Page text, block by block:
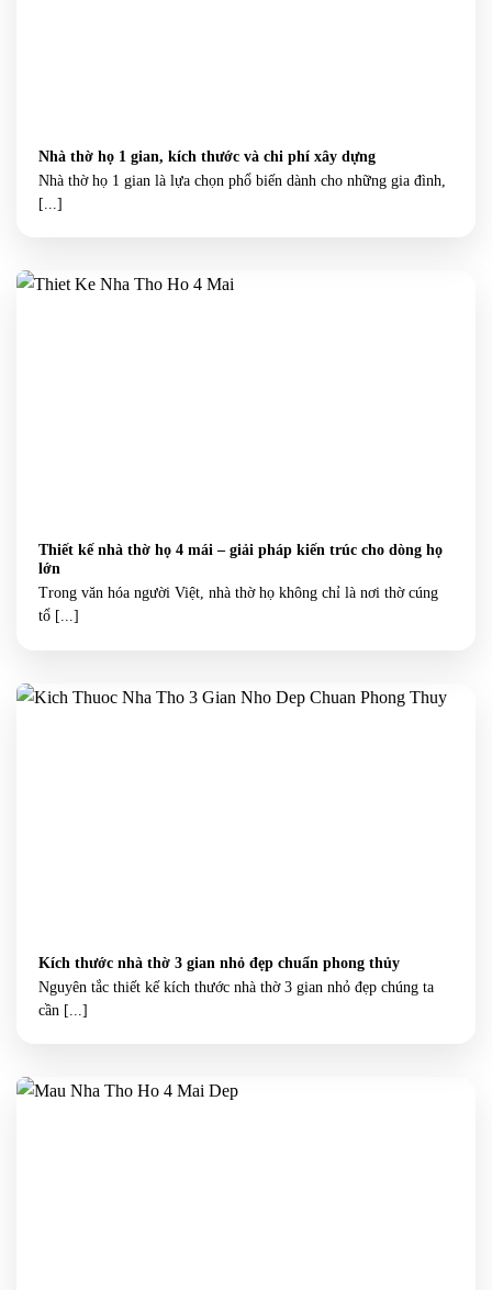
Nhà thờ họ 1 gian, kích thước và chi phí xây dựng
Nhà thờ họ 1 gian là lựa chọn phổ biến dành cho những gia đình,
[...]
Thiết kế nhà thờ họ 4 mái – giải pháp kiến trúc cho dòng họ
lớn
Trong văn hóa người Việt, nhà thờ họ không chỉ là nơi thờ cúng
tổ [...]
Kích thước nhà thờ 3 gian nhỏ đẹp chuẩn phong thủy
Nguyên tắc thiết kế kích thước nhà thờ 3 gian nhỏ đẹp chúng ta
cần [...]